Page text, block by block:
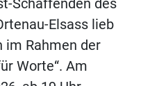
Schaffenden des
Elsass lieb
im Rahmen der
Worte“. Am